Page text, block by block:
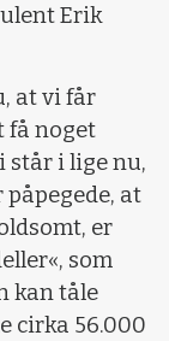
Erik
at vi får
få noget
står i lige nu,
påpegede, at
er
som
kan tåle
cirka 56.000